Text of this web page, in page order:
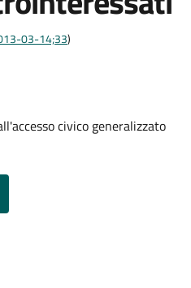
03-14;33)
civico generalizzato